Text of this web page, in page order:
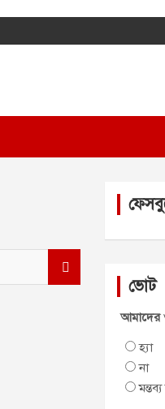
ভোট
আমাদের
হ্যা
না